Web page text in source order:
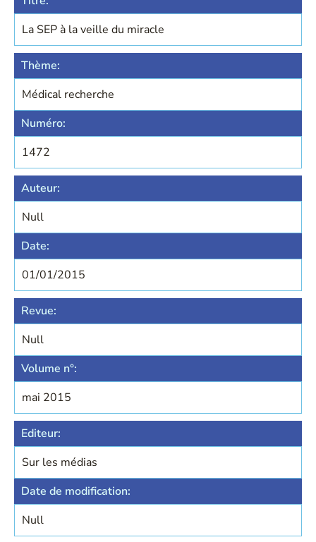
La SEP à la veille du miracle
Thème:
Médical recherche
Numéro:
1472
Auteur:
Null
Date:
01/01/2015
Revue:
Null
Volume n°:
mai 2015
Editeur:
Sur les médias
Date de modification:
Null